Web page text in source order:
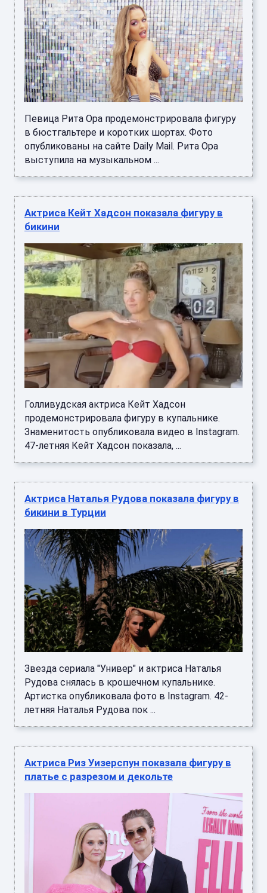
Певица Рита Ора продемонстрировала фигуру
в бюстгальтере и коротких шортах. Фото
опубликованы на сайте Daily Mail. Рита Ора
выступила на музыкальном ...
Актриса Кейт Хадсон показала фигуру в
бикини
Голливудская актриса Кейт Хадсон
продемонстрировала фигуру в купальнике.
Знаменитость опубликовала видео в Instagram.
47-летняя Кейт Хадсон показала, ...
Актриса Наталья Рудова показала фигуру в
бикини в Турции
Звезда сериала "Универ" и актриса Наталья
Рудова снялась в крошечном купальнике.
Артистка опубликовала фото в Instagram. 42-
летняя Наталья Рудова пок ...
Актриса Риз Уизерспун показала фигуру в
платье с разрезом и декольте